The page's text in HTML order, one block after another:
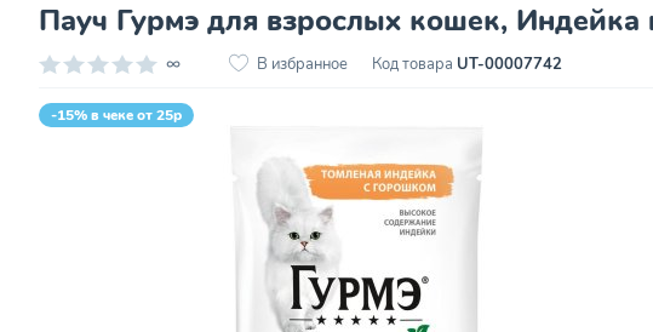
Пауч Гурмэ для взрослых кошек,
∞ В избранное Код товара UT-00007742
-15% в чеке от 25р